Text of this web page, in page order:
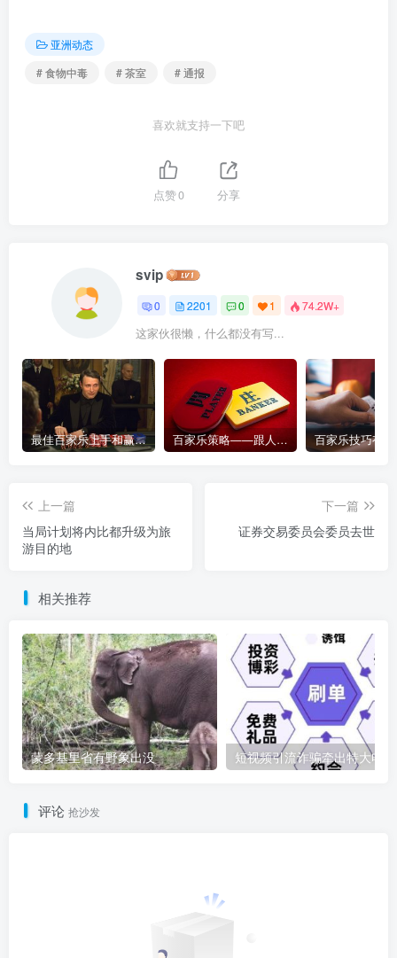
亚洲动态
# 食物中毒
# 茶室 # 通报
喜欢就支持一下吧
点赞0 分享
svip
0 2201 0 1 74.2W+
这家伙很懒，什么都没有写...
最佳百家乐上手和赢钱指南 – 终极版 百家乐策略——跟人胜过跟路
上一篇
当局计划将内比都升级为旅
游目的地
下一篇
证券交易委员会委员去世
相关推荐
蒙多基里省有野象出没
评论 抢沙发